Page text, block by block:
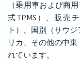
（乗用車および商
式TPMS）、販売
ト）、国別（サウ
リカ、その他の中
れています。